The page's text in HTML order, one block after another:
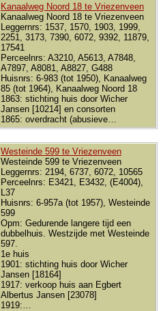
Kanaalweg Noord 18 te Vriezenveen
Kanaalweg Noord 18 te Vriezenveen
Leggernrs: 1537, 1570, 1903, 1999,
2251, 3173, 7390, 6072, 9392, 11879,
17541
Perceelnrs: A3210, A5613, A7848,
A7897, A8081, A8827, G488
Huisnrs: 6-983 (tot 1950), Kanaalweg
85 (tot 1964), Kanaalweg Noord 18
1863: stichting huis door Wicher
Jansen [10214] en consorten
1865: overdracht (abusieve…
Westeinde 599 te Vriezenveen
Westeinde 599 te Vriezenveen
Leggernrs: 2194, 6737, 6072, 10565
Perceelnrs: E3421, E3432, (E4004),
L37
Huisnrs: 6-957a (tot 1957), Westeinde
599
Opm: Gedurende langere tijd een
dubbelhuis. Westzijde met Westeinde
597.
1e huis
1901: stichting huis door Wicher
Jansen [18164]
1917: verkoop huis aan Egbert
Albertus Jansen [23078]
1919:…